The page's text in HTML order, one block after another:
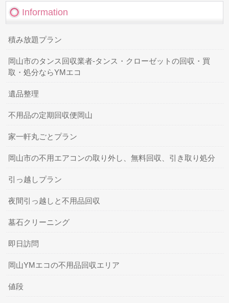
Information
積み放題プラン
岡山市のタンス回収業者-タンス・クローゼットの回収・買
取・処分ならYMエコ
遺品整理
不用品の定期回収便岡山
家一軒丸ごとプラン
岡山市の不用エアコンの取り外し、無料回収、引き取り処分
引っ越しプラン
夜間引っ越しと不用品回収
墓石クリーニング
即日訪問
岡山YMエコの不用品回収エリア
値段